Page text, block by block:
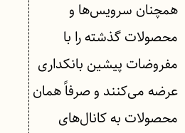
همچنان سرویس‌ها و
محصولات گذشته را با
مفروضات پیشین بانکداری
عرضه می‌کنند و صرفاً همان
محصولات به کانال‌های